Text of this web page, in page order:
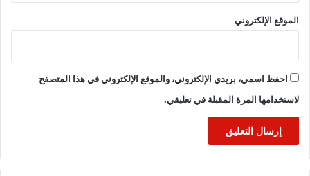
الموقع الإلكتروني
احفظ اسمي، بريدي الإلكتروني، والموقع الإلكتروني في هذا المتصفح
لاستخدامها المرة المقبلة في تعليقي.